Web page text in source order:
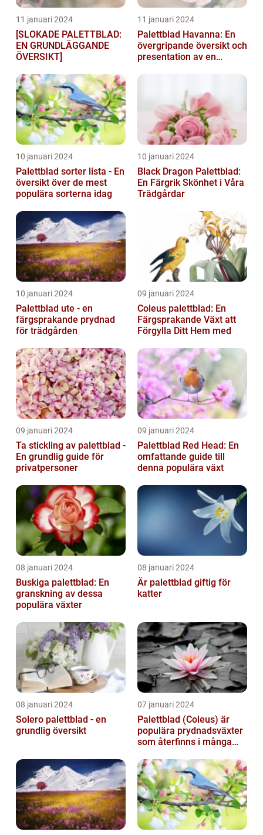
11 januari 2024
[SLOKADE PALETTBLAD:
EN GRUNDLÄGGANDE
ÖVERSIKT]
11 januari 2024
Palettblad Havanna: En
övergripande översikt och
presentation av en
10 januari 2024
Palettblad sorter lista - En
översikt över de mest
populära sorterna idag
10 januari 2024
Black Dragon Palettblad:
En Färgrik Skönhet i Våra
Trädgårdar
10 januari 2024
Palettblad ute - en
färgsprakande prydnad
för trädgården
09 januari 2024
Coleus palettblad: En
Färgsprakande Växt att
Förgylla Ditt Hem med
09 januari 2024
Ta stickling av palettblad -
En grundlig guide för
privatpersoner
09 januari 2024
Palettblad Red Head: En
omfattande guide till
denna populära växt
08 januari 2024
Buskiga palettblad: En
granskning av dessa
populära växter
08 januari 2024
Är palettblad giftig för
katter
08 januari 2024
Solero palettblad - en
grundlig översikt
07 januari 2024
Palettblad (Coleus) är
populära prydnadsväxter
som återfinns i många
trädgårdar...